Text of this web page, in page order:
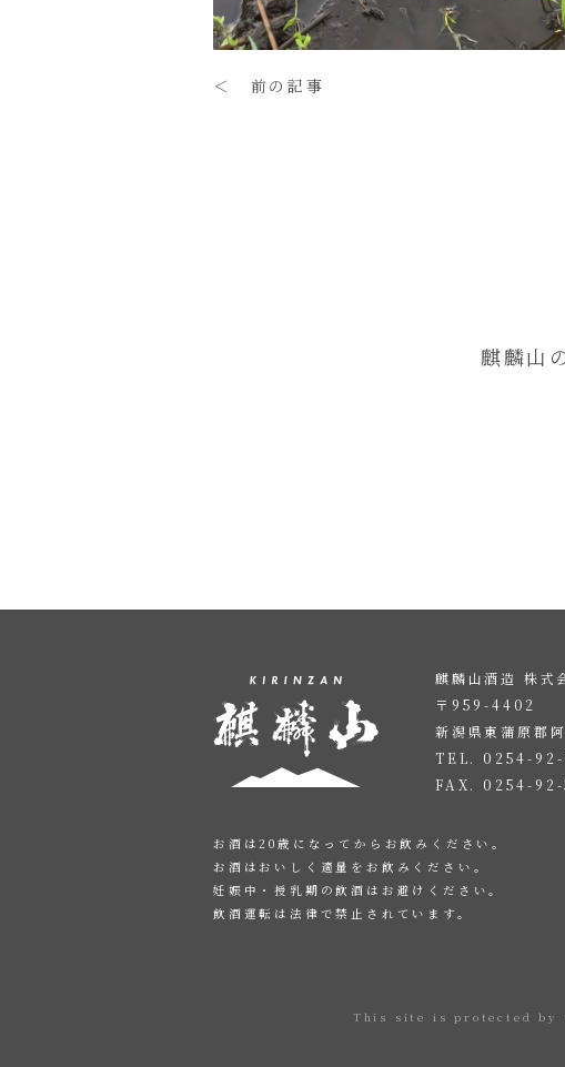
＜ 前の記事
麒麟山
麒麟山酒造 株式
〒959-4402
新潟県東蒲原郡
TEL. 0254-92-
FAX. 0254-92-
お酒は20歳になってからお飲みください。
お酒はおいしく適量をお飲みください。
妊娠中・授乳期の飲酒はお避けください。
飲酒運転は法律で禁止されています。
This site is protected by